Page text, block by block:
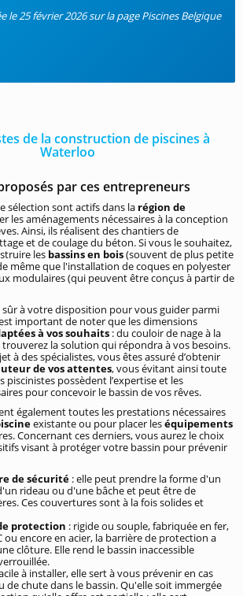
25 février 2026 sur la page Piscines Belgique
de la construction de piscines à
Waterloo
par ces entrepreneurs
sélection sont actifs dans la région de
les aménagements nécessaires à la conception
Ainsi, ils réalisent des chantiers de
et de coulage du béton. Si vous le souhaitez,
les bassins en bois(souvent de plus petite
même que l'installation de coques en polyester
modulaires (qui peuvent être conçus à partir de
sûr à votre disposition pour vous guider parmi
important de noter que les dimensions
à vos souhaits : du couloir de nage à la
la solution qui répondra à vos besoins.
à des spécialistes, vous êtes assuré d’obtenir
de vos attentes, vous évitant ainsi toute
piscinistes possèdent l’expertise et les
pour concevoir le bassin de vos rêves.
également toutes les prestations nécessaires
existante ou pour placer leséquipements
Concernant ces derniers, vous aurez le choix
visant à protéger votre bassin pour prévenir
de sécurité : elle peut prendre la forme d'un
rideau ou d'une bâche et peut être de
Ces couvertures sont à la fois solides et
protection : rigide ou souple, fabriquée en fer,
ou encore en acier, la barrière de protection a
clôture. Elle rend le bassin inaccessible
à installer, elle sert à vous prévenir en cas
de chute dans le bassin. Qu'elle soit immergée